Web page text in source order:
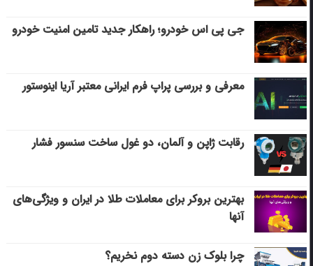
جی پی اس خودرو؛ راهکار جدید تامین امنیت خودرو
معرفی و بررسی پراپ فرم ایرانی معتبر آریا اینوستور
رقابت ژاپن و آلمان، دو غول ساخت سنسور فشار
بهترین بروکر برای معاملات طلا در ایران و ویژگی‌های
آنها
چرا بلوک زن دسته دوم نخریم؟